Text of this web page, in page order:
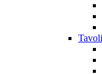
Tavoli